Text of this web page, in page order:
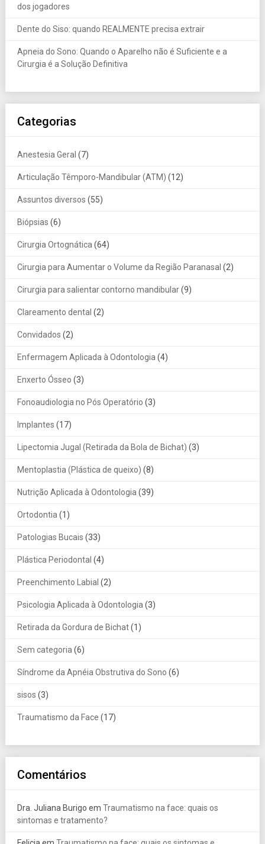
dos jogadores
Dente do Siso: quando REALMENTE precisa extrair
Apneia do Sono: Quando o Aparelho não é Suficiente e a
Cirurgia é a Solução Definitiva
Categorias
Anestesia Geral (7)
Articulação Têmporo-Mandibular (ATM) (12)
Assuntos diversos (55)
Biópsias (6)
Cirurgia Ortognática (64)
Cirurgia para Aumentar o Volume da Região Paranasal (2)
Cirurgia para salientar contorno mandibular(9)
Clareamento dental (2)
Convidados (2)
Enfermagem Aplicada à Odontologia (4)
Enxerto Ósseo (3)
Fonoaudiologia no Pós Operatório (3)
Implantes (17)
Lipectomia Jugal (Retirada da Bola de Bichat) (3)
Mentoplastia (Plástica de queixo) (8)
Nutrição Aplicada à Odontologia (39)
Ortodontia (1)
Patologias Bucais (33)
Plástica Periodontal (4)
Preenchimento Labial (2)
Psicologia Aplicada à Odontologia (3)
Retirada da Gordura de Bichat(1)
Sem categoria (6)
Síndrome da Apnéia Obstrutiva do Sono (6)
sisos (3)
Traumatismo da Face (17)
Comentários
Dra. Juliana Burigo em Traumatismo na face: quais os
sintomas e tratamento?